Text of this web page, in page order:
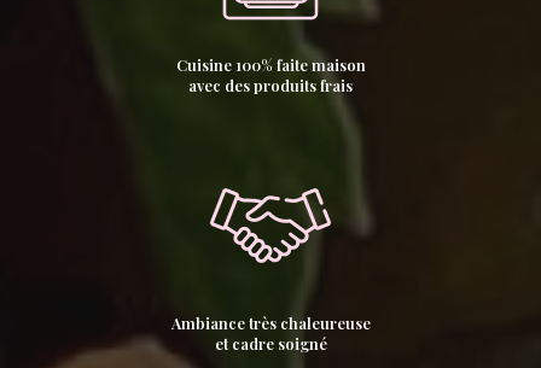
Cuisine 100% faite maison
avec des produits frais
Ambiance très chaleureuse
et cadre soigné